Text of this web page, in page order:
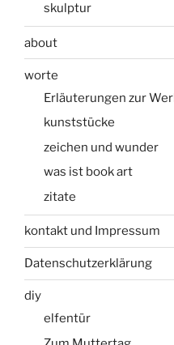
skulptur
about
worte
Erläuterungen zur
kunststücke
zeichen und wunder
was ist book art
zitate
kontakt und Impressum
Datenschutzerklärung
diy
elfentür